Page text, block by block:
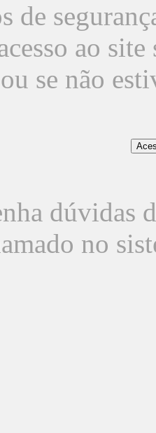
de
ao
ou se não
dúvidas
no